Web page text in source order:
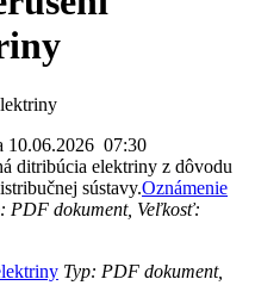
10.06.2026 07:30
ditribúcia elektriny z dôvodu
sústavy.Oznámenie
PDF dokument, Veľkosť:
Typ: PDF dokument,